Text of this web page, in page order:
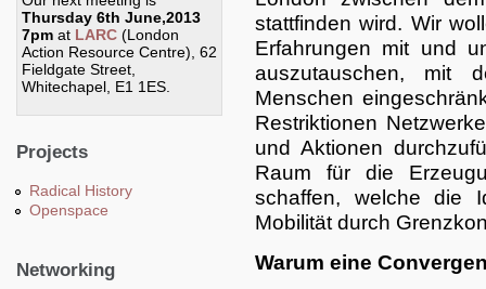
Thursday 6th June,2013
7pm at LARC (London
Action Resource Centre), 62
Fieldgate Street,
Whitechapel, E1 1ES.
Projects
Radical History
Openspace
Networking
stattfinden wird. Wir
Erfahrungen mit und
auszutauschen, mit
Menschen
Restriktionen
und Aktionen
Raum für die
schaffen, welche die
Mobilität durch
Warum eine